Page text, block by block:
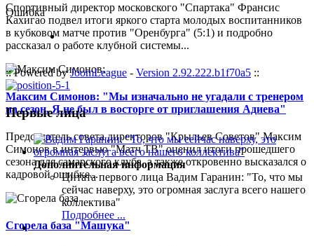
Спортивный директор московского "Спартака" Франсис
Кахигао подвел итоги яркого старта молодых воспитанников
в кубковом матче против "Оренбурга" (5:1) и подробно
рассказал о работе клубной системы...
Максим Симонов: "Мы изначально не угадали с тренером
на сезон. Я не был в восторге от приглашения Адиева"
Председатель совета директоров "Крыльев Советов" Максим
Симонов в интервью "Матч ТВ" оценил итоги прошедшего
сезона для самарского клуба, а также откровенно высказался о
кадровой ошибке...
Сгорела база "Машука"
Ошибка
:: Powered byJoomLeague - Version 2.92.222.b1f70a5 ::
Первые лица
Дополнительная информация
Цитата первого лица Вадим Гаранин: "То, что мы
сейчас наверху, это огромная заслуга всего нашего
коллектива"
Подробнее ...